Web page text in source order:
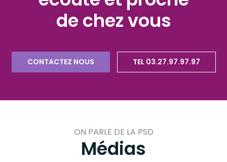
de chez vous
CONTACTEZ NOUS TEL 03.27.97.97.97
ON PARLE DE LA PSD
Médias